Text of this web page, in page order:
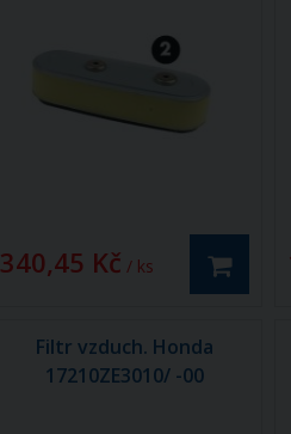
340,45 Kč / ks
Filtr vzduch. Honda
17210ZE3010/ -00